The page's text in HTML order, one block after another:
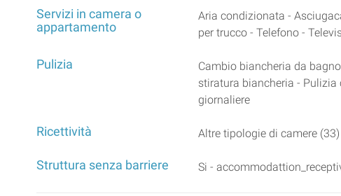
Servizi in camera o
appartamento
Aria condizionata -
per trucco - Telefono -
Pulizia
Cambio biancheria da
stiratura biancheria -
giornaliere
Ricettività Altre tipologie di camere
Struttura senza barriere Si -